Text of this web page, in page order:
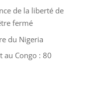
de la liberté de
fermé
du Nigeria
au Congo : 80